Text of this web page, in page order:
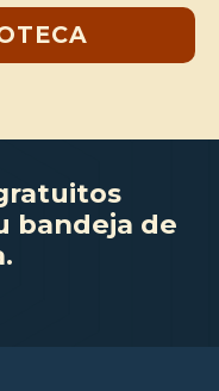
bandeja de